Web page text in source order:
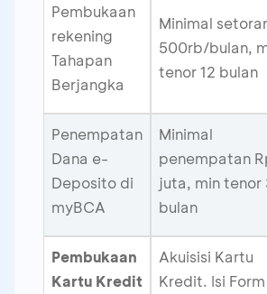
Pembukaan
rekening
Tahapan
Berjangka
Minimal
500rb/bulan,
tenor 12 bulan
Penempatan
Dana e-
Deposito di
myBCA
Minimal
penempatan
juta, min tenor
bulan
Pembukaan
Kartu Kredit
Akuisisi Kartu
Kredit. Isi Form